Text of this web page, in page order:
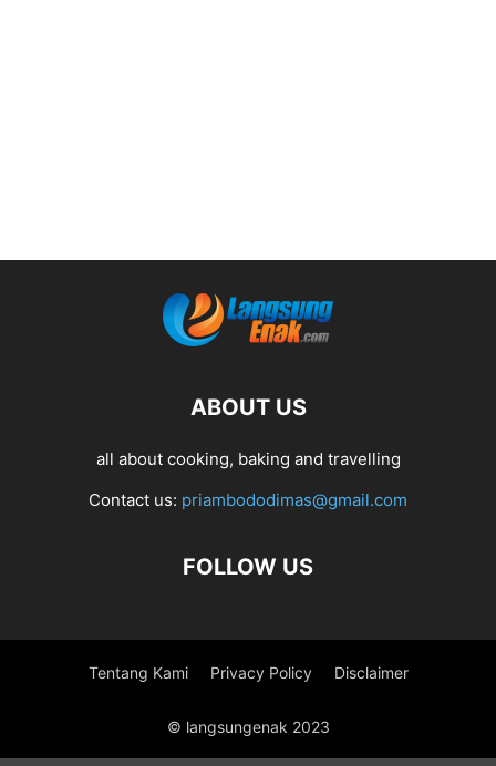
ABOUT US
all about cooking, baking and travelling
Contact us: priambododimas@gmail.com
FOLLOW US
Tentang Kami Privacy Policy Disclaimer
© langsungenak 2023